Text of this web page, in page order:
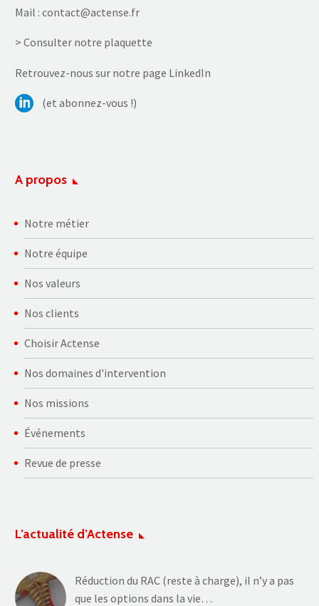
Mail : contact@actense.fr
> Consulter notre plaquette
Retrouvez-nous sur notre page LinkedIn
(et abonnez-vous !)
A propos
Notre métier
Notre équipe
Nos valeurs
Nos clients
Choisir Actense
Nos domaines d'intervention
Nos missions
Événements
Revue de presse
L’actualité d’Actense
Réduction du RAC (reste à charge), il n’y a pas
que les options dans la vie…